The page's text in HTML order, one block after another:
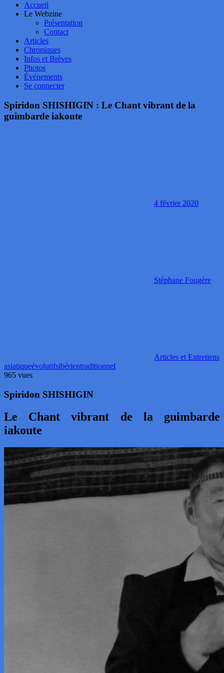
Accueil
Le Webzine
Présentation
Contact
Articles
Chroniques
Infos et Brèves
Photos
Événements
Se connecter
Spiridon SHISHIGIN : Le Chant vibrant de la
guimbarde iakoute
4 février 2020
Stéphane Fougère
Articles et Entretiens
asiatiqueévolutifsibérientraditionnel
965 vues
Spiridon SHISHIGIN
Le Chant vibrant de la guimbarde
iakoute